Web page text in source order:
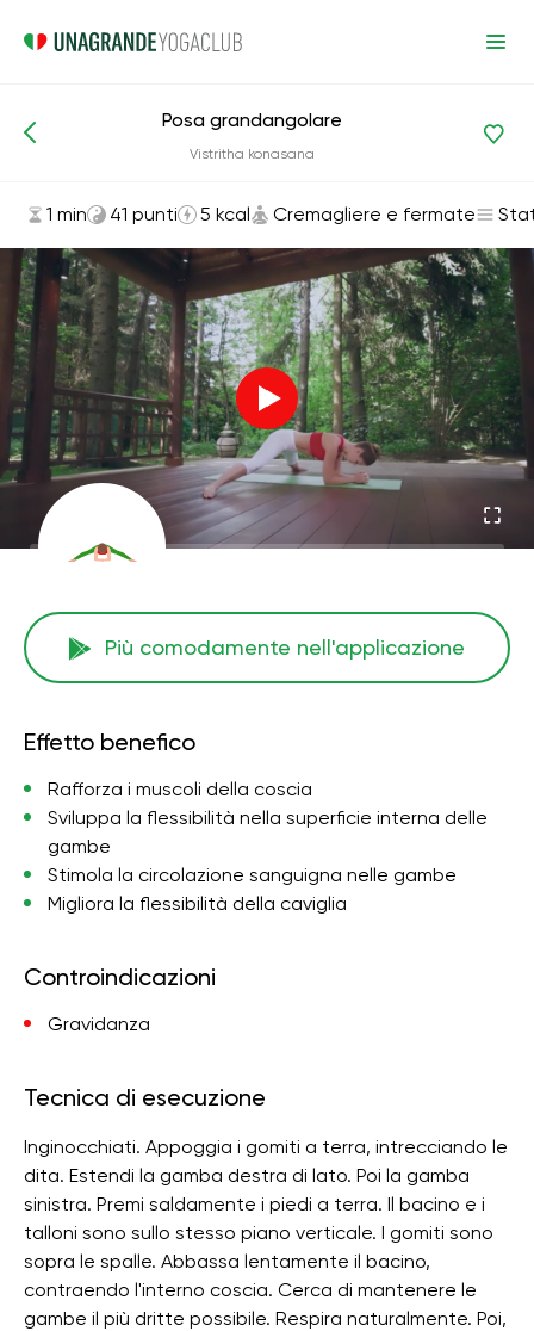
Asana ed esercizi Cremagliere e fermate
Posa grandangolare
Vistritha konasana
1 min 41 punti 5 kcal Cremagliere e fermate
Più comodamente nell'applicazione
Effetto benefico
Rafforza i muscoli della coscia
Sviluppa la flessibilità nella superficie interna delle
gambe
Stimola la circolazione sanguigna nelle gambe
Migliora la flessibilità della caviglia
Controindicazioni
Gravidanza
Tecnica di esecuzione
Inginocchiati. Appoggia i gomiti a terra, intrecciando le
dita. Estendi la gamba destra di lato. Poi la gamba
sinistra. Premi saldamente i piedi a terra. Il bacino e i
talloni sono sullo stesso piano verticale. I gomiti sono
sopra le spalle. Abbassa lentamente il bacino,
contraendo l'interno coscia. Cerca di mantenere le
gambe il più dritte possibile. Respira naturalmente. Poi,